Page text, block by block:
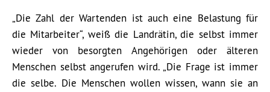
„Die Zahl der Wartenden ist auch eine Belastung für
die Mitarbeiter“, weiß die Landrätin, die selbst immer
wieder von besorgten Angehörigen oder älteren
Menschen selbst angerufen wird. „Die Frage ist immer
die selbe. Die Menschen wollen wissen, wann sie an